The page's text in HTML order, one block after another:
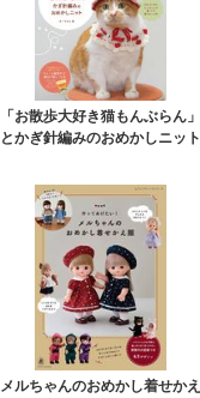
「お散歩大好き猫もんぶらん」
とかぎ針編みのおめかしニット
メルちゃんのおめかし着せかえ